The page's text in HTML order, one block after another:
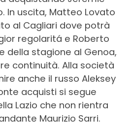
In uscita, Matteo Lovato
al Cagliari dove potrà
regolaritá e Roberto
della stagione al Genoa,
continuità. Alla società
anche il russo Aleksey
acquisti si segue
Lazio che non rientra
Maurizio Sarri.